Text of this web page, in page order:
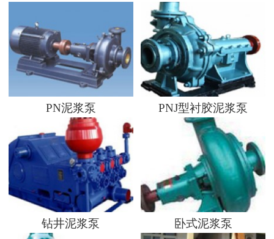
PN泥浆泵 PNJ型衬胶泥浆泵
钻井泥浆泵 卧式泥浆泵